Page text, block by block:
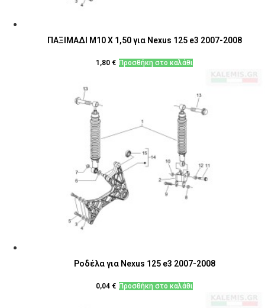
ΠΑΞΙΜΑΔΙ Μ10 Χ 1,50 για Nexus 125 e3 2007-2008
1,80 € Προσθήκη στο καλάθι
Ροδέλα για Nexus 125 e3 2007-2008
0,04 € Προσθήκη στο καλάθι